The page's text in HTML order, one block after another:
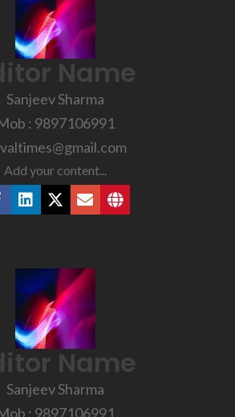
Name
Sanjeev Sharma
: 9897106991
Add your content...
Name
Sanjeev Sharma
: 9897106991